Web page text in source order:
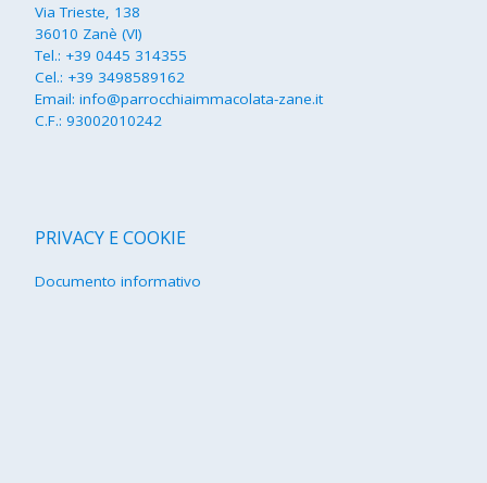
Via Trieste, 138
36010 Zanè (VI)
Tel.: +39 0445 314355
Cel.: +39 3498589162
Email: info@parrocchiaimmacolata-zane.it
C.F.: 93002010242
PRIVACY E COOKIE
Documento informativo